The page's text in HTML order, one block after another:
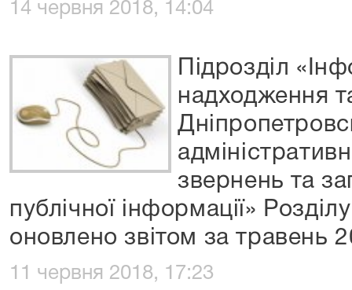
14 червня 2018, 14:04
Підрозділ
надходження
звернень та
публічної інформації»
оновлено звітом за травень
11 червня 2018, 17:23